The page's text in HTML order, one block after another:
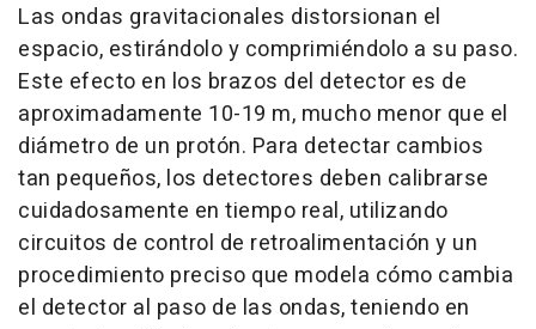
Las ondas gravitacionales distorsionan el
espacio, estirándolo y comprimiéndolo a su paso.
Este efecto en los brazos del detector es de
aproximadamente 10-19 m, mucho menor que el
diámetro de un protón. Para detectar cambios
tan pequeños, los detectores deben calibrarse
cuidadosamente en tiempo real, utilizando
circuitos de control de retroalimentación y un
procedimiento preciso que modela cómo cambia
el detector al paso de las ondas, teniendo en